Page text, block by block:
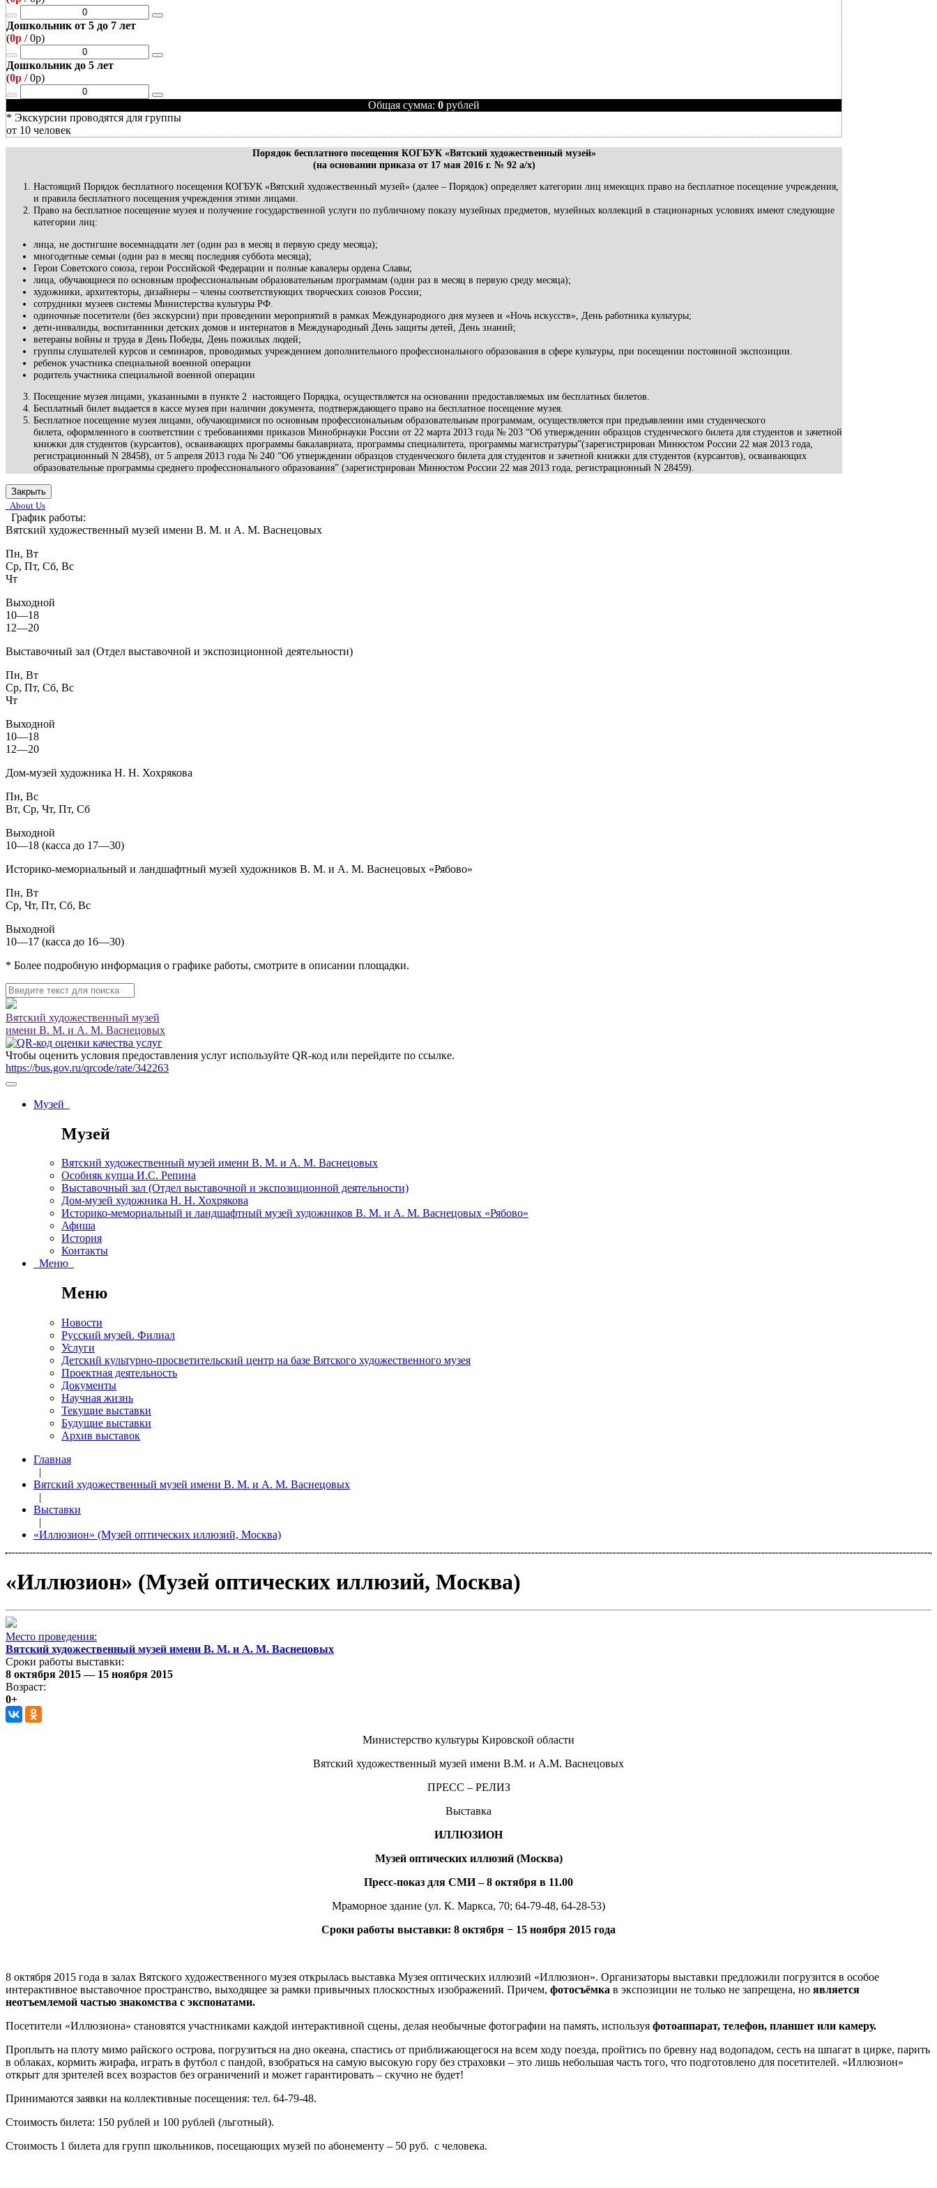
Дошкольник от 5 до 7 лет
(0р /0р)
Дошкольник до 5 лет
(0р /0р)
Общая сумма: 0 рублей
* Экскурсии проводятся для группы
от 10 человек
Порядок бесплатного посещения КОГБУК «Вятский художественный музей»
(на основании приказа от 17 мая 2016 г. № 92 а/х)
Настоящий Порядок бесплатного посещения КОГБУК «Вятский художественный музей» (далее – Порядок) определяет категории лиц имеющих право на бесплатное посещение учреждения,
и правила бесплатного посещения учреждения этими лицами.
Право на бесплатное посещение музея и получение государственной услуги по публичному показу музейных предметов, музейных коллекций в стационарных условиях имеют следующие
категории лиц:
лица, не достигшие восемнадцати лет (один раз в месяц в первую среду месяца);
многодетные семьи (один раз в месяц последняя суббота месяца);
Герои Советского союза, герои Российской Федерации и полные кавалеры ордена Славы;
лица, обучающиеся по основным профессиональным образовательным программам (один раз в месяц в первую среду месяца);
художники, архитекторы, дизайнеры – члены соответствующих творческих союзов России;
сотрудники музеев системы Министерства культуры РФ.
одиночные посетители (без экскурсии) при проведении мероприятий в рамках Международного дня музеев и «Ночь искусств», День работника культуры;
дети-инвалиды, воспитанники детских домов и интернатов в Международный День защиты детей, День знаний;
ветераны войны и труда в День Победы, День пожилых людей;
группы слушателей курсов и семинаров, проводимых учреждением дополнительного профессионального образования в сфере культуры, при посещении постоянной экспозиции.
ребенок участника специальной военной операции
родитель участника специальной военной операции
Посещение музея лицами, указанными в пункте 2 настоящего Порядка, осуществляется на основании предоставляемых им бесплатных билетов.
Бесплатный билет выдается в кассе музея при наличии документа, подтверждающего право на бесплатное посещение музея.
Бесплатное посещение музея лицами, обучающимися по основным профессиональным образовательным программам, осуществляется при предъявлении ими студенческого
билета, оформленного в соответствии с требованиями приказов Минобрнауки России от 22 марта 2013 года № 203 “Об утверждении образцов студенческого билета для студентов и зачетной
книжки для студентов (курсантов), осваивающих программы бакалавриата, программы специалитета, программы магистратуры”(зарегистрирован Минюстом России 22 мая 2013 года,
регистрационный N 28458), от 5 апреля 2013 года № 240 “Об утверждении образцов студенческого билета для студентов и зачетной книжки для студентов (курсантов), осваивающих
образовательные программы среднего профессионального образования” (зарегистрирован Минюстом России 22 мая 2013 года, регистрационный N 28459).
Закрыть
About Us
График работы:
Вятский художественный музей имени В. М. и А. М. Васнецовых
Пн, Вт
Ср, Пт, Сб, Вс
Чт
Выходной
10—18
12—20
Выставочный зал (Отдел выставочной и экспозиционной деятельности)
Пн, Вт
Ср, Пт, Сб, Вс
Чт
Выходной
10—18
12—20
Дом-музей художника Н. Н. Хохрякова
Пн, Вс
Вт, Ср, Чт, Пт, Сб
Выходной
10—18 (касса до 17—30)
Историко-мемориальный и ландшафтный музей художников В. М. и А. М. Васнецовых «Рябово»
Пн, Вт
Ср, Чт, Пт, Сб, Вс
Выходной
10—17 (касса до 16—30)
* Более подробную информация о графике работы, смотрите в описании площадки.
Вятский художественный музей
имени В. М. и А. М. Васнецовых
Чтобы оценить условия предоставления услуг используйте QR-код или перейдите по ссылке.
https://bus.gov.ru/qrcode/rate/342263
Музей
Музей
Вятский художественный музей имени В. М. и А. М. Васнецовых
Особняк купца И.С. Репина
Выставочный зал (Отдел выставочной и экспозиционной деятельности)
Дом-музей художника Н. Н. Хохрякова
Историко-мемориальный и ландшафтный музей художников В. М. и А. М. Васнецовых «Рябово»
Афиша
История
Контакты
Меню
Меню
Новости
Русский музей. Филиал
Услуги
Детский культурно-просветительский центр на базе Вятского художественного музея
Проектная деятельность
Документы
Научная жизнь
Текущие выставки
Будущие выставки
Архив выставок
Главная
|
Вятский художественный музей имени В. М. и А. М. Васнецовых
|
Выставки
|
«Иллюзион» (Музей оптических иллюзий, Москва)
«Иллюзион» (Музей оптических иллюзий, Москва)
Место проведения:
Вятский художественный музей имени В. М. и А. М. Васнецовых
Сроки работы выставки:
8 октября 2015 — 15 ноября 2015
Возраст:
0+
Министерство культуры Кировской области
Вятский художественный музей имени В.М. и А.М. Васнецовых
ПРЕСС – РЕЛИЗ
Выставка
ИЛЛЮЗИОН
Музей оптических иллюзий (Москва)
Пресс-показ для СМИ – 8 октября в 11.00
Мраморное здание (ул. К. Маркса, 70; 64-79-48, 64-28-53)
Сроки работы выставки: 8 октября − 15 ноября 2015 года
8 октября 2015 года в залах Вятского художественного музея открылась выставка Музея оптических иллюзий «Иллюзион». Организаторы выставки предложили погрузится в особое
интерактивное выставочное пространство, выходящее за рамки привычных плоскостных изображений. Причем, фотосъёмка в экспозиции не только не запрещена, но является
неотъемлемой частью знакомства с экспонатами.
Посетители «Иллюзиона» становятся участниками каждой интерактивной сцены, делая необычные фотографии на память, используя фотоаппарат, телефон, планшет или камеру.
Проплыть на плоту мимо райского острова, погрузиться на дно океана, спастись от приближающегося на всем ходу поезда, пройтись по бревну над водопадом, сесть на шпагат в цирке, парить
в облаках, кормить жирафа, играть в футбол с пандой, взобраться на самую высокую гору без страховки – это лишь небольшая часть того, что подготовлено для посетителей. «Иллюзион»
открыт для зрителей всех возрастов без ограничений и может гарантировать – скучно не будет!
Принимаются заявки на коллективные посещения: тел. 64-79-48.
Стоимость билета: 150 рублей и 100 рублей (льготный).
Стоимость 1 билета для групп школьников, посещающих музей по абонементу – 50 руб. с человека.